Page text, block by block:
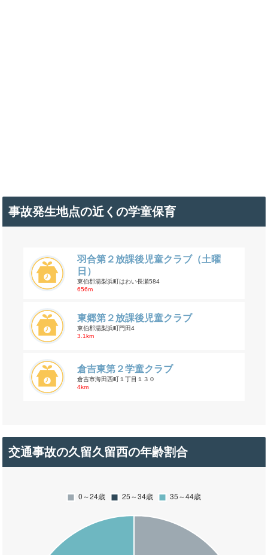
事故発生地点の近くの学童保育
羽合第２放課後児童クラブ（土曜
日）
東伯郡湯梨浜町はわい長瀬584
656m
東郷第２放課後児童クラブ
東伯郡湯梨浜町門田4
3.1km
倉吉東第２学童クラブ
倉吉市海田西町１丁目１３０
4km
交通事故の久留久留西の年齢割合